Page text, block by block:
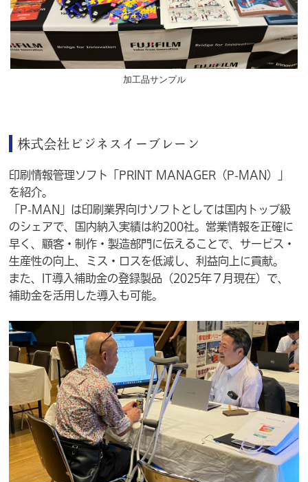
加工品サンプル
株式会社ビジネスイーブレーン
印刷情報管理ソフト「PRINT MANAGER（P-MAN）」
を紹介。
「P-MAN」は印刷業界向けソフトとしては国内トップ級
のシェアで、国内納入実績は約200社。営業情報を正確に
早く、顧客・制作・製造部門に伝えることで、サービス・
生産性の向上、ミス・ロスを低減し、利益向上に貢献。
また、IT導入補助金の登録製品（2025年７月現在）で、
補助金を活用した導入も可能。